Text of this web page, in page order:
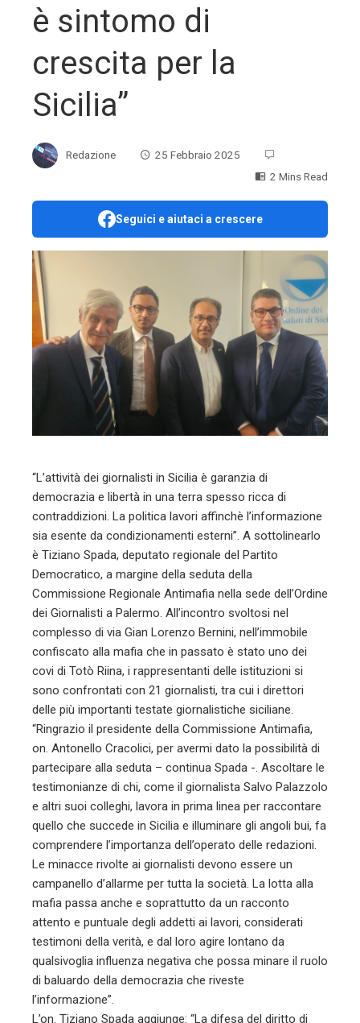
è sintomo di
crescita per la
Sicilia”
Redazione
25 Febbraio 2025
2 Mins Read
Seguici e aiutaci a crescere
“L’attività dei giornalisti in Sicilia è garanzia di
democrazia e libertà in una terra spesso ricca di
contraddizioni. La politica lavori affinchè l’informazione
sia esente da condizionamenti esterni”. A sottolinearlo
è Tiziano Spada, deputato regionale del Partito
Democratico, a margine della seduta della
Commissione Regionale Antimafia nella sede dell’Ordine
dei Giornalisti a Palermo. All’incontro svoltosi nel
complesso di via Gian Lorenzo Bernini, nell’immobile
confiscato alla mafia che in passato è stato uno dei
covi di Totò Riina, i rappresentanti delle istituzioni si
sono confrontati con 21 giornalisti, tra cui i direttori
delle più importanti testate giornalistiche siciliane.
“Ringrazio il presidente della Commissione Antimafia,
on. Antonello Cracolici, per avermi dato la possibilità di
partecipare alla seduta – continua Spada -. Ascoltare le
testimonianze di chi, come il giornalista Salvo Palazzolo
e altri suoi colleghi, lavora in prima linea per raccontare
quello che succede in Sicilia e illuminare gli angoli bui, fa
comprendere l’importanza dell’operato delle redazioni.
Le minacce rivolte ai giornalisti devono essere un
campanello d’allarme per tutta la società. La lotta alla
mafia passa anche e soprattutto da un racconto
attento e puntuale degli addetti ai lavori, considerati
testimoni della verità, e dal loro agire lontano da
qualsivoglia influenza negativa che possa minare il ruolo
di baluardo della democrazia che riveste
l’informazione”.
L’on. Tiziano Spada aggiunge: “La difesa del diritto di